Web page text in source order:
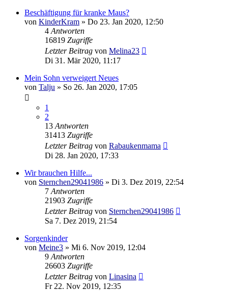
Beschäftigung für kranke Maus?
von KinderKram » Do 23. Jan 2020, 12:50
4 Antworten
16819 Zugriffe
Letzter Beitrag von Melina23
Di 31. Mär 2020, 11:17
Mein Sohn verweigert Neues
von Talju » So 26. Jan 2020, 17:05
1
2
13 Antworten
31413 Zugriffe
Letzter Beitrag von Rabaukenmama
Di 28. Jan 2020, 17:33
Wir brauchen Hilfe...
von Sternchen29041986 » Di 3. Dez 2019, 22:54
7 Antworten
21903 Zugriffe
Letzter Beitrag von Sternchen29041986
Sa 7. Dez 2019, 21:54
Sorgenkinder
von Meine3 » Mi 6. Nov 2019, 12:04
9 Antworten
26603 Zugriffe
Letzter Beitrag von Linasina
Fr 22. Nov 2019, 12:35